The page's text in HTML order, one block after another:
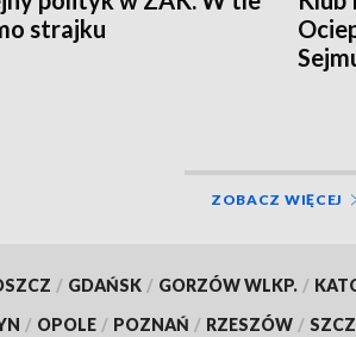
strajku
ZOBACZ WIĘCEJ
/ GDAŃSK / GORZÓW WLKP. /
/ OPOLE / POZNAŃ / RZESZÓW /